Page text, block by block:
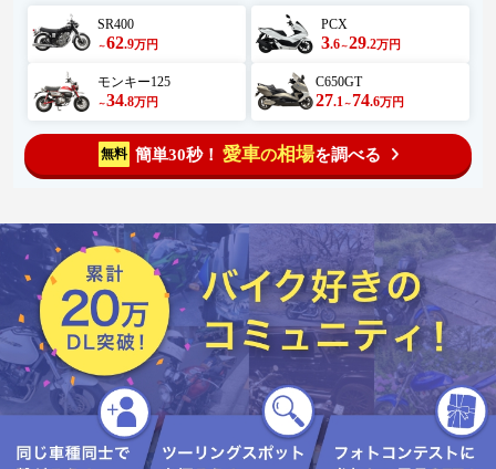
す 茶蕎麦じゃないよ🤣 店の雰囲気
もお洒落、キッズスペースもあり
ヲイラ達が出る頃には並んでまし
た💦 こちらに来たら、また立寄り
たい🎵 食後、波賀方面に行き#飯見
の棚田 へ やっぱ田んぼ観ると、テ
#音水湖 を北上し 去年曰くツキの#
戸倉峠 を越えて、 30分程酷道を走
り観れました。 後でバイク3台程来
て、 静岡ナンバーのカタナさんや
加古川のセローのお兄さん達と談
笑🤣 #釜坂峠 まで下りて、道の駅
淡河で給油して帰宅 ここ最近の激
務で一番ホッとした時間でした😆
#z900rs #Z900RScafe #Z900RS_Cafe
#Z900RSカフェ
SR400
～62.9万円
PCX
3.6～29.2万円
モンキー125
～34.8万円
C650GT
27.1 ～ 74.6万円
無料 簡単30秒！ 愛車の相場を調べる